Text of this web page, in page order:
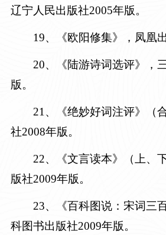
辽宁人民出版社2005年版。
19、《欧阳修集》，凤凰
20、《陆游诗词选评》，
版。
21、《绝妙好词注评》（
社2008年版。
22、《文言读本》（上、
版社2009年版。
23、《百科图说：宋词三
科图书出版社2009年版。